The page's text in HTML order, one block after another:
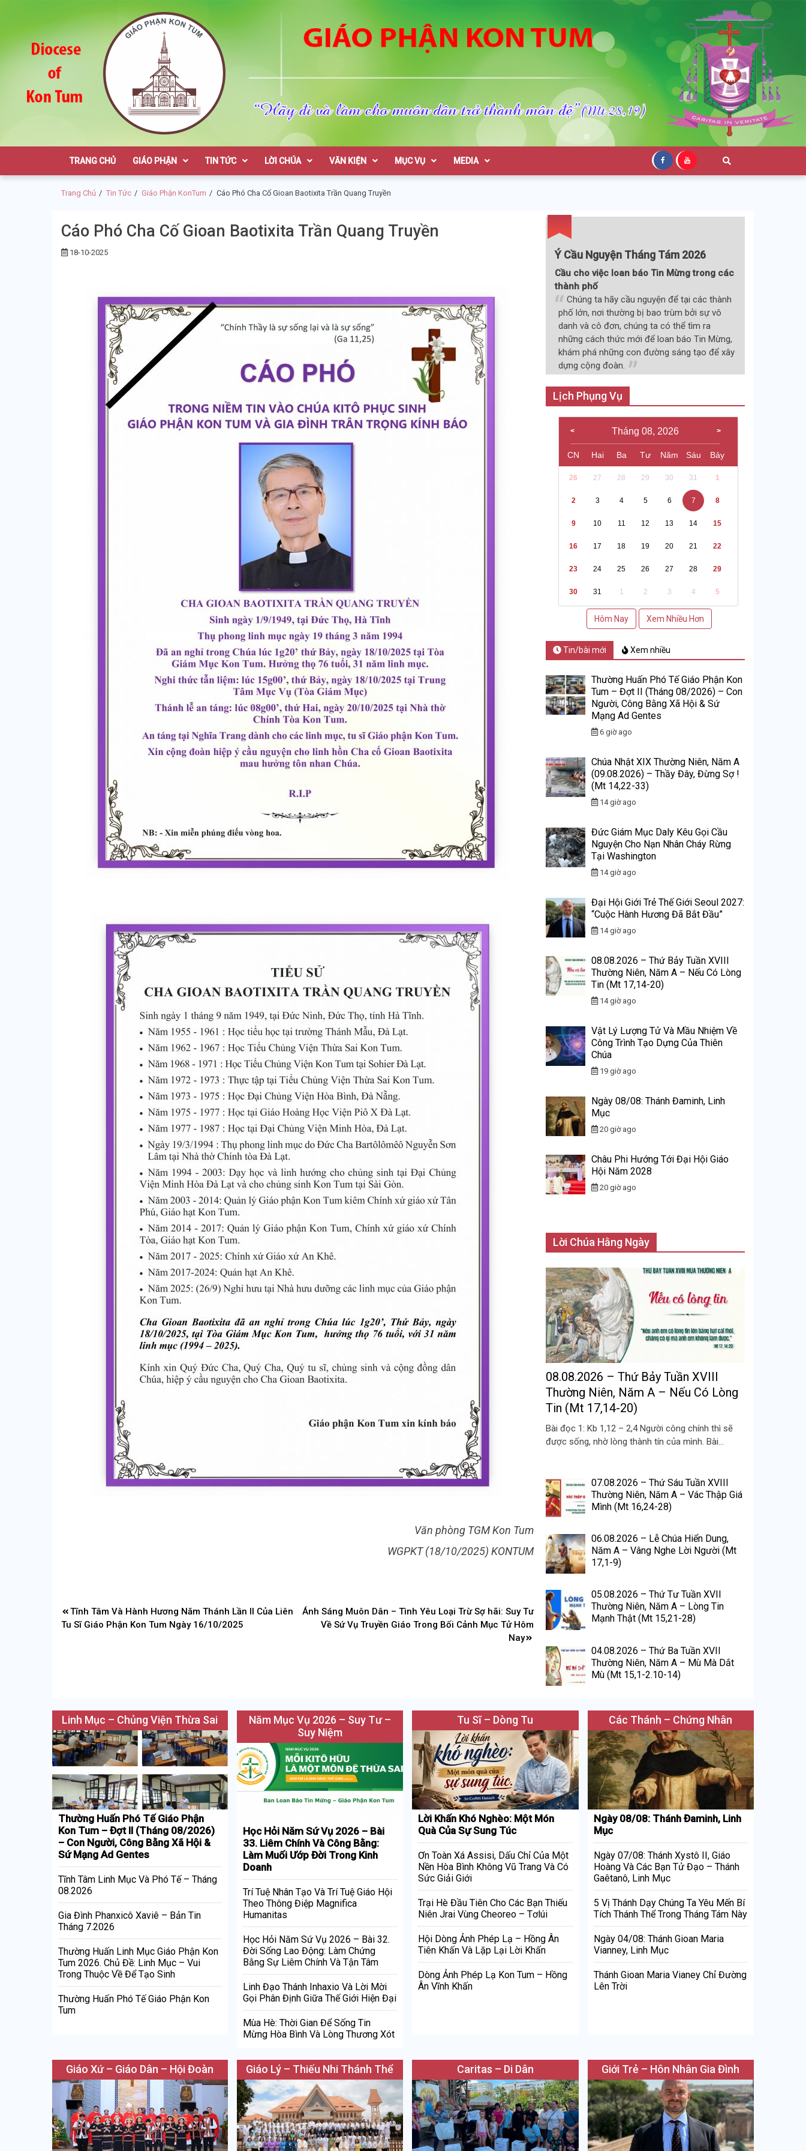
Giáo Phận Kon Tum
TRANG CHỦ GIÁO PHẬN TIN TỨC LỜI CHÚA VĂN KIỆN MỤC VỤ MEDIA
Trang Chủ Tin Tức Giáo Phận KonTum Cáo Phó Cha Cố Gioan Baotixita Trần Quang Truyền
Cáo Phó Cha Cố Gioan Baotixita Trần Quang Truyền
18-10-2025
Văn phòng TGM Kon Tum
WGPKT (18/10/2025) KONTUM
Điều
hướng
Tĩnh Tâm Và Hành Hương Năm Thánh Lần II Của Liên
Tu Sĩ Giáo Phận Kon Tum Ngày 16/10/2025
Ánh Sáng Muôn Dân – Tình Yêu Loại Trừ Sợ hãi: Suy Tư
Về Sứ Vụ Truyền Giáo Trong Bối Cảnh Mục Tử Hôm
Nay
Ý Cầu Nguyện Tháng Tám 2026
Cầu cho việc loan báo Tin Mừng trong các
thành phố
Chúng ta hãy cầu nguyện để tại các thành
phố lớn, nơi thường bị bao trùm bởi sự vô
danh và cô đơn, chúng ta có thể tìm ra
những cách thức mới để loan báo Tin Mừng,
khám phá những con đường sáng tạo để xây
dựng cộng đoàn.
Lịch Phụng Vụ
Tháng 08, 2026
CN Hai Ba Tư Năm Sáu Bảy
26 27 28 29 30 31 1
2 3 4 5 6 7 8
9 10 11 12 13 14 15
16 17 18 19 20 21 22
23 24 25 26 27 28 29
30 31 1 2 3 4 5
Hôm Nay Xem Nhiều Hơn
Tin/bài mới Xem nhiều
Thường Huấn Phó Tế Giáo Phận Kon
Tum – Đợt II (Tháng 08/2026) – Con
Người, Công Bằng Xã Hội & Sứ
Mạng Ad Gentes
6 giờ ago
Chúa Nhật XIX Thường Niên, Năm A
(09.08.2026) – Thầy Đây, Đừng Sợ !
(Mt 14,22-33)
14 giờ ago
Đức Giám Mục Daly Kêu Gọi Cầu
Nguyện Cho Nạn Nhân Cháy Rừng
Tại Washington
14 giờ ago
Đại Hội Giới Trẻ Thế Giới Seoul 2027:
“Cuộc Hành Hương Đã Bắt Đầu”
14 giờ ago
08.08.2026 – Thứ Bảy Tuần XVIII
Thường Niên, Năm A – Nếu Có Lòng
Tin (Mt 17,14-20)
14 giờ ago
Vật Lý Lượng Tử Và Mầu Nhiệm Về
Công Trình Tạo Dựng Của Thiên
Chúa
19 giờ ago
Ngày 08/08: Thánh Đaminh, Linh
Mục
20 giờ ago
Châu Phi Hướng Tới Đại Hội Giáo
Hội Năm 2028
20 giờ ago
Lời Chúa Hằng Ngày
08.08.2026 – Thứ Bảy Tuần XVIII
Thường Niên, Năm A – Nếu Có Lòng
Tin (Mt 17,14-20)
Bài đọc 1: Kb 1,12 – 2,4 Người công chính thì sẽ
được sống, nhờ lòng thành tín của mình. Bài...
07.08.2026 – Thứ Sáu Tuần XVIII
Thường Niên, Năm A – Vác Thập Giá
Mình (Mt 16,24-28)
06.08.2026 – Lễ Chúa Hiển Dung,
Năm A – Vâng Nghe Lời Người (Mt
17,1-9)
05.08.2026 – Thứ Tư Tuần XVII
Thường Niên, Năm A – Lòng Tin
Mạnh Thật (Mt 15,21-28)
04.08.2026 – Thứ Ba Tuần XVII
Thường Niên, Năm A – Mù Mà Dắt
Mù (Mt 15,1-2.10-14)
Linh Mục – Chủng Viện Thừa Sai
Thường Huấn Phó Tế Giáo Phận
Kon Tum – Đợt II (Tháng 08/2026)
– Con Người, Công Bằng Xã Hội &
Sứ Mạng Ad Gentes
Tĩnh Tâm Linh Mục Và Phó Tế – Tháng
08.2026
Gia Đình Phanxicô Xaviê – Bản Tin
Tháng 7.2026
Thường Huấn Linh Mục Giáo Phận Kon
Tum 2026. Chủ Đề: Linh Mục – Vui
Trong Thuộc Về Để Tạo Sinh
Thường Huấn Phó Tế Giáo Phận Kon
Tum
Năm Mục Vụ 2026 – Suy Tư –
Suy Niệm
Học Hỏi Năm Sứ Vụ 2026 – Bài
33. Liêm Chính Và Công Bằng:
Làm Muối Ướp Đời Trong Kinh
Doanh
Trí Tuệ Nhân Tạo Và Trí Tuệ Giáo Hội
Theo Thông Điệp Magnifica
Humanitas
Học Hỏi Năm Sứ Vụ 2026 – Bài 32.
Đời Sống Lao Động: Làm Chứng
Bằng Sự Liêm Chính Và Tận Tâm
Linh Đạo Thánh Inhaxio Và Lời Mời
Gọi Phân Định Giữa Thế Giới Hiện Đại
Mùa Hè: Thời Gian Để Sống Tin
Mừng Hòa Bình Và Lòng Thương Xót
Tu Sĩ – Dòng Tu
Lời Khấn Khó Nghèo: Một Món
Quà Của Sự Sung Túc
Ơn Toàn Xá Assisi, Dấu Chỉ Của Một
Nền Hòa Bình Không Vũ Trang Và Có
Sức Giải Giới
Trại Hè Đầu Tiên Cho Các Bạn Thiếu
Niên Jrai Vùng Cheoreo – Tơlúi
Hội Dòng Ảnh Phép Lạ – Hồng Ân
Tiên Khấn Và Lặp Lại Lời Khấn
Dòng Ảnh Phép Lạ Kon Tum – Hồng
Ân Vĩnh Khấn
Các Thánh – Chứng Nhân
Ngày 08/08: Thánh Đaminh, Linh
Mục
Ngày 07/08: Thánh Xystô II, Giáo
Hoàng Và Các Bạn Tử Đạo – Thánh
Gaêtanô, Linh Mục
5 Vị Thánh Dạy Chúng Ta Yêu Mến Bí
Tích Thánh Thể Trong Tháng Tám Này
Ngày 04/08: Thánh Gioan Maria
Vianney, Linh Mục
Thánh Gioan Maria Vianey Chỉ Đường
Lên Trời
Giáo Xứ – Giáo Dân – Hội Đoàn Giáo Lý – Thiếu Nhi Thánh Thể Caritas – Di Dân Giới Trẻ – Hôn Nhân Gia Đình